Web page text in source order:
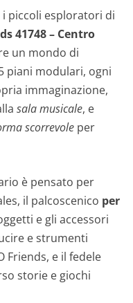
i piccoli esploratori di
41748 – Centro
un mondo di
piani modulari, ogni
immaginazione,
sala musicale, e
scorrevole per
è pensato per
il palcoscenico per
e gli accessori
e strumenti
Friends, e il fedele
storie e giochi